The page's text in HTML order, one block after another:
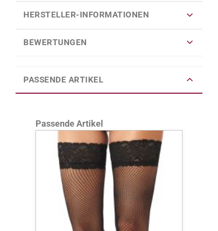
HERSTELLER-INFORMATIONEN
BEWERTUNGEN
PASSENDE ARTIKEL
Produktgalerie überspringen
Passende Artikel